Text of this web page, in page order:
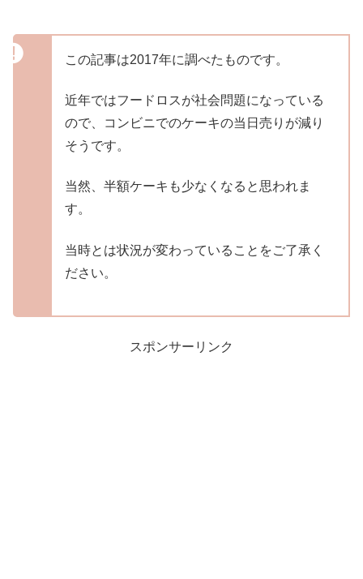
この記事は2017年に調べたものです。
近年ではフードロスが社会問題になっている
ので、コンビニでのケーキの当日売りが減り
そうです。
当然、半額ケーキも少なくなると思われま
す。
当時とは状況が変わっていることをご了承く
ださい。
スポンサーリンク